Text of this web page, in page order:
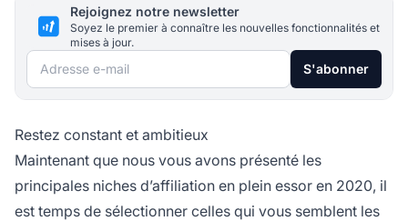
Rejoignez notre newsletter
Soyez le premier à connaître les nouvelles fonctionnalités et
mises à jour.
Adresse e-mail S'abonner
Restez constant et ambitieux
Maintenant que nous vous avons présenté les
principales niches d’affiliation en plein essor en 2020, il
est temps de sélectionner celles qui vous semblent les